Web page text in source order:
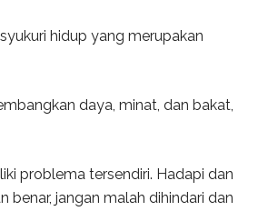
hidup yang merupakan
daya, minat, dan bakat,
problema tersendiri. Hadapi dan
benar, jangan malah dihindari dan